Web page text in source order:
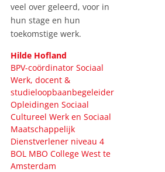
Hilde Hofland
BPV-coördinator Sociaal
Werk, docent &
studieloopbaanbegeleider
Opleidingen Sociaal
Cultureel Werk en Sociaal
Maatschappelijk
Dienstverlener niveau 4
BOL MBO College West te
Amsterdam
veel over geleerd, voor in
hun stage en hun
toekomstige werk.